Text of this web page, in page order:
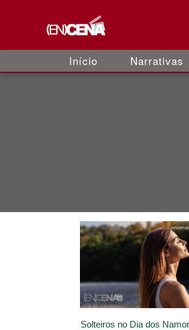
Início Narrativas
Solteiros no Dia dos